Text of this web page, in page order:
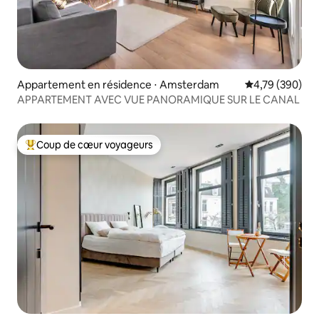
Appartement en résidence ⋅ Amsterdam Évaluation
4,79 (390)
APPARTEMENT AVEC VUE PANORAMIQUE SUR LE CANAL
Coups de cœur voyageurs les plus appréciés
Coup de cœur voyageurs